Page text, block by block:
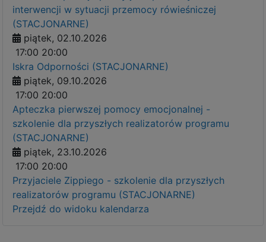
interwencji w sytuacji przemocy rówieśniczej
(STACJONARNE)
piątek, 02.10.2026
17:00 20:00
Iskra Odporności (STACJONARNE)
piątek, 09.10.2026
17:00 20:00
Apteczka pierwszej pomocy emocjonalnej -
szkolenie dla przyszłych realizatorów programu
(STACJONARNE)
piątek, 23.10.2026
17:00 20:00
Przyjaciele Zippiego - szkolenie dla przyszłych
realizatorów programu (STACJONARNE)
Przejdź do widoku kalendarza